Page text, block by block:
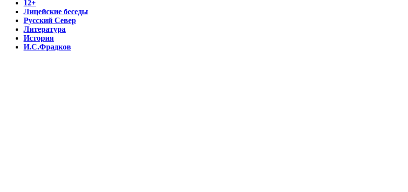
12+
Лицейские беседы
Русский Север
Литература
История
И.С.Фрадков